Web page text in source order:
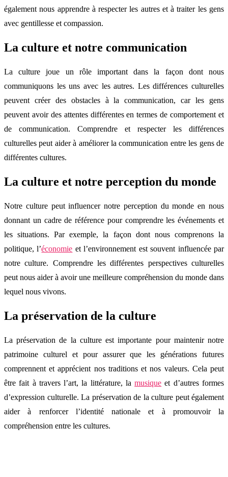
également nous apprendre à respecter les autres et à traiter les gens
avec gentillesse et compassion.
La culture et notre communication
La culture joue un rôle important dans la façon dont nous
communiquons les uns avec les autres. Les différences culturelles
peuvent créer des obstacles à la communication, car les gens
peuvent avoir des attentes différentes en termes de comportement et
de communication. Comprendre et respecter les différences
culturelles peut aider à améliorer la communication entre les gens de
différentes cultures.
La culture et notre perception du monde
Notre culture peut influencer notre perception du monde en nous
donnant un cadre de référence pour comprendre les événements et
les situations. Par exemple, la façon dont nous comprenons la
politique, l’économie et l’environnement est souvent influencée par
notre culture. Comprendre les différentes perspectives culturelles
peut nous aider à avoir une meilleure compréhension du monde dans
lequel nous vivons.
La préservation de la culture
La préservation de la culture est importante pour maintenir notre
patrimoine culturel et pour assurer que les générations futures
comprennent et apprécient nos traditions et nos valeurs. Cela peut
être fait à travers l’art, la littérature, lamusique et d’autres formes
d’expression culturelle. La préservation de la culture peut également
aider à renforcer l’identité nationale et à promouvoir la
compréhension entre les cultures.